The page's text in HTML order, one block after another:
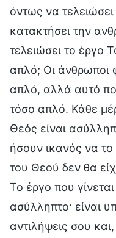
όντως να
κατακτήσει την
τελειώσει το έργο
απλό; Οι άνθρωποι
απλό, αλλά αυτό
τόσο απλό. Κάθε
Θεός είναι
ήσουν ικανός να το
του Θεού δεν θα
Το έργο που
ασύλληπτο· είναι
αντιλήψεις σου